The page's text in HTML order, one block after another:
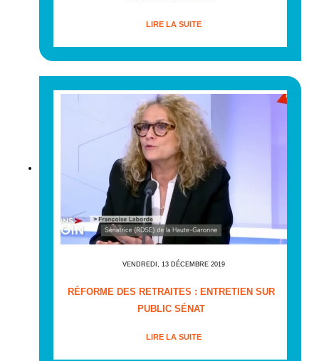
LIRE LA SUITE
VENDREDI, 13 DÉCEMBRE 2019
RÉFORME DES RETRAITES : ENTRETIEN SUR
PUBLIC SÉNAT
LIRE LA SUITE